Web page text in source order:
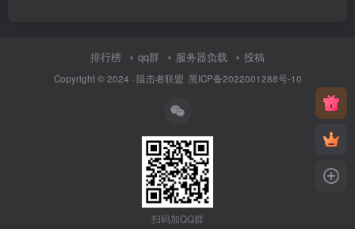
排行榜 qq群 服务器负载 投稿
Copyright © 2024 · 阻击者联盟 黑ICP备2022001288号-10
扫码加QQ群